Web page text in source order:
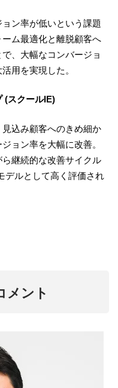
ン率が低いという課題
ム最適化と離脱顧客へ
、大幅なコンバージョ
用を実現した。
(スクールIE)
込み顧客へのきめ細か
ョン率を大幅に改善。
継続的な改善サイクル
デルとして高く評価され
メント